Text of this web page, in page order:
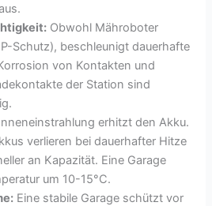
Obwohl Mähroboter
Schutz), beschleunigt dauerhafte
von Kontakten und
der Station sind
erhitzt den Akku.
verlieren bei dauerhafter Hitze
an Kapazität. Eine Garage
um 10-15°C.
Eine stabile Garage schützt vor